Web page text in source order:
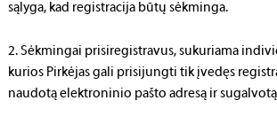
sąlyga, kad registracija būtų sėkminga.
2. Sėkmingai prisiregistravus, sukuriama
kurios Pirkėjas gali prisijungti tik įvedęs
naudotą elektroninio pašto adresą ir